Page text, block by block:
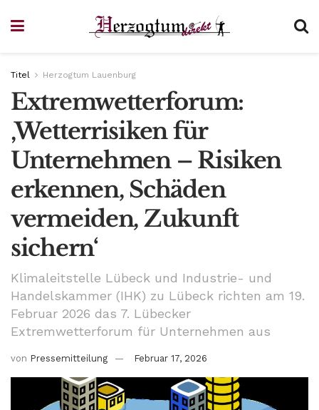
Titel Herzogtum Lauenburg
Extremwetterforum:
‚Wetterrisiken für
Unternehmen – Risiken
erkennen, Schäden
vermeiden, Zukunft
sichern‘
Klimaleitstelle Lübeck und Industrie- und
Handelskammer (IHK) zu Lübeck richten am 19.
Februar 2026 das 7. Lübecker
Extremwetterforum für Unternehmen aus
von Pressemitteilung Februar 17, 2026